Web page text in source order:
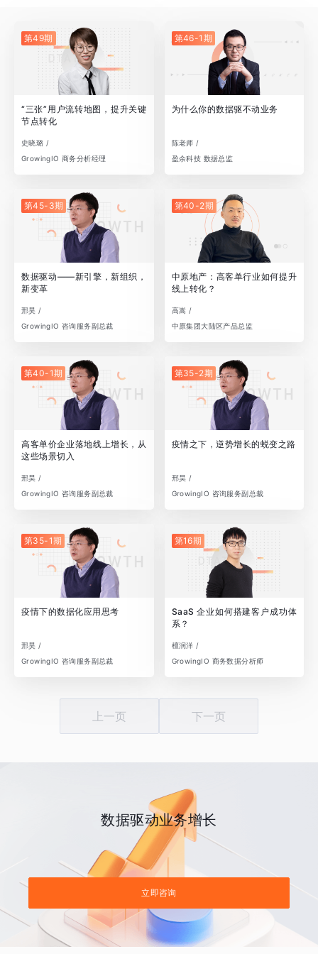
第49期
“三张”用户流转地图，提升关键
节点转化
史晓璐 /
GrowingIO 商务分析经理
第46-1期
为什么你的数据驱不动业务
陈老师 /
盈余科技 数据总监
第45-3期
数据驱动——新引擎，新组织，
新变革
邢昊 /
GrowingIO 咨询服务副总裁
第40-2期
中原地产：高客单行业如何提升
线上转化？
高嵩 /
中原集团大陆区产品总监
第40-1期
高客单价企业落地线上增长，从
这些场景切入
邢昊 /
GrowingIO 咨询服务副总裁
第35-2期
疫情之下，逆势增长的蜕变之路
邢昊 /
GrowingIO 咨询服务副总裁
第35-1期
疫情下的数据化应用思考
邢昊 /
GrowingIO 咨询服务副总裁
第16期
SaaS 企业如何搭建客户成功体
系？
檀润洋 /
GrowingIO 商务数据分析师
上一页 下一页
数据驱动业务增长
立即咨询